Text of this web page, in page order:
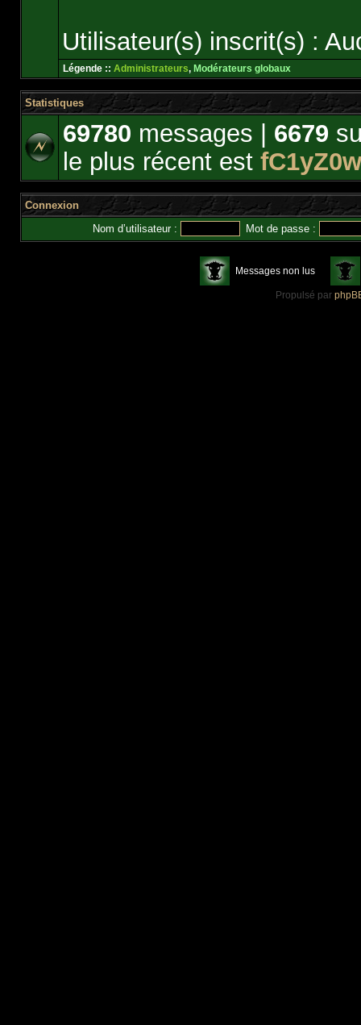
Utilisateur(s) inscrit(s) :
Légende :: Administrateurs, Modérateurs globaux
Statistiques
69780 messages | 6679
le plus récent est
Connexion
Nom d’utilisateur :
Mot de passe :
Messages non lus
Propulsé par